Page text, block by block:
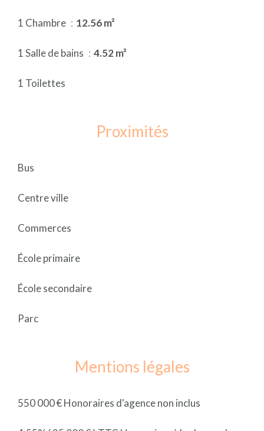
1 Chambre 12.56 m²
1 Salle de bains 4.52 m²
1 Toilettes
Proximités
Bus
Centre ville
Commerces
École primaire
École secondaire
Parc
Mentions légales
550 000 € Honoraires d'agence non inclus